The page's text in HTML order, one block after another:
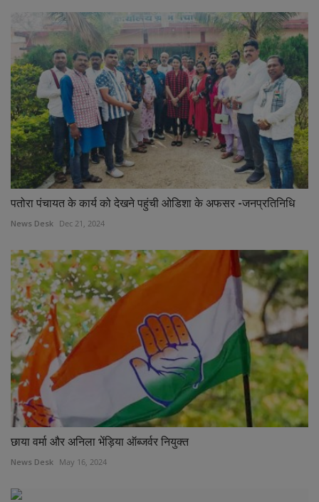
पतोरा पंचायत के कार्य को देखने पहुंची ओडिशा के अफसर -जनप्रतिनिधि
News Desk Dec 21, 2024
छाया वर्मा और अनिला भेंड़िया ऑब्जर्वर नियुक्त
News Desk May 16, 2024